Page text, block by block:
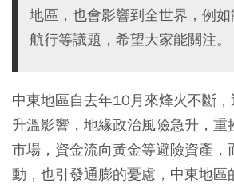
地區，也會影響到全世界，例
航行等議題，希望大家能關注。
中東地區自去年10月來烽火不斷
升溫影響，地緣政治風險急升，重
市場，資金流向黃金等避險資產，
動，也引發通膨的憂慮，中東地區